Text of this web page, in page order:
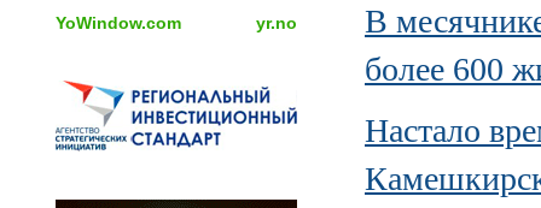
YoWindow.com yr.no
В
более 600
Настало